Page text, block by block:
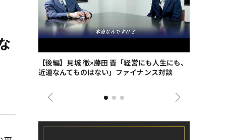
【後編】見城 徹×藤田 晋「経営にも人生にも、
近道なんてものはない」ファイナンス対談